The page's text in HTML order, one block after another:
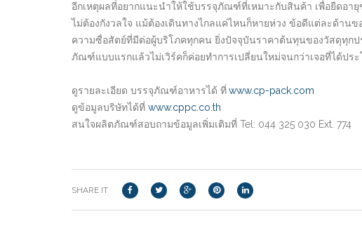
อีกเหตุผลที่อยากแนะนำให้ใช้บรรจุภัณฑ์ที่เหมาะกับสินค้า เพื่อยืดอา
ไม่ต้องกังวลใจ แม้ต้องเดินทางไกลแค่ไหนก็หายห่วง ข้อดีแต่ละด้านข
ความซื่อสัตย์ที่มีต่อผู้บริโภคทุกคน ยิ่งปัจจุบันราคาต้นทุนของวัสดุทุก
ภัณฑ์แบบแรกแล้วไม่เวิร์คก็ค่อยทำการเปลี่ยนใหม่จนกว่าเจอที่ได้ป
ดูรายละเอียด บรรจุภัณฑ์อาหารได้ ที่www.cp-pack.com
ดูข้อมูลบริษัทได้ที่ www.cppc.co.th
สนใจผลิตภัณฑ์สอบถามข้อมูลเพิ่มเติมที่ Tel: 044 325 030 Ext. 774
SHARE IT